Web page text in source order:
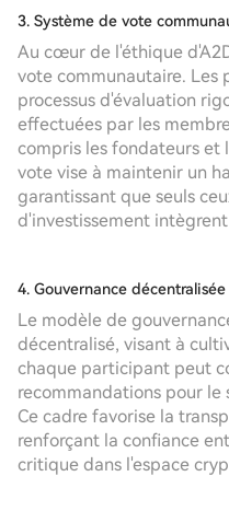
3. Système de vote
Au cœur de l'éthique
vote communautaire. Les
processus d'évaluation
effectuées par les
compris les fondateurs et
vote vise à maintenir un
garantissant que seuls
d'investissement
4. Gouvernance décentralisée
Le modèle de
décentralisé, visant à
chaque participant peut
recommandations pour le
Ce cadre favorise la
renforçant la confiance
critique dans l'espace